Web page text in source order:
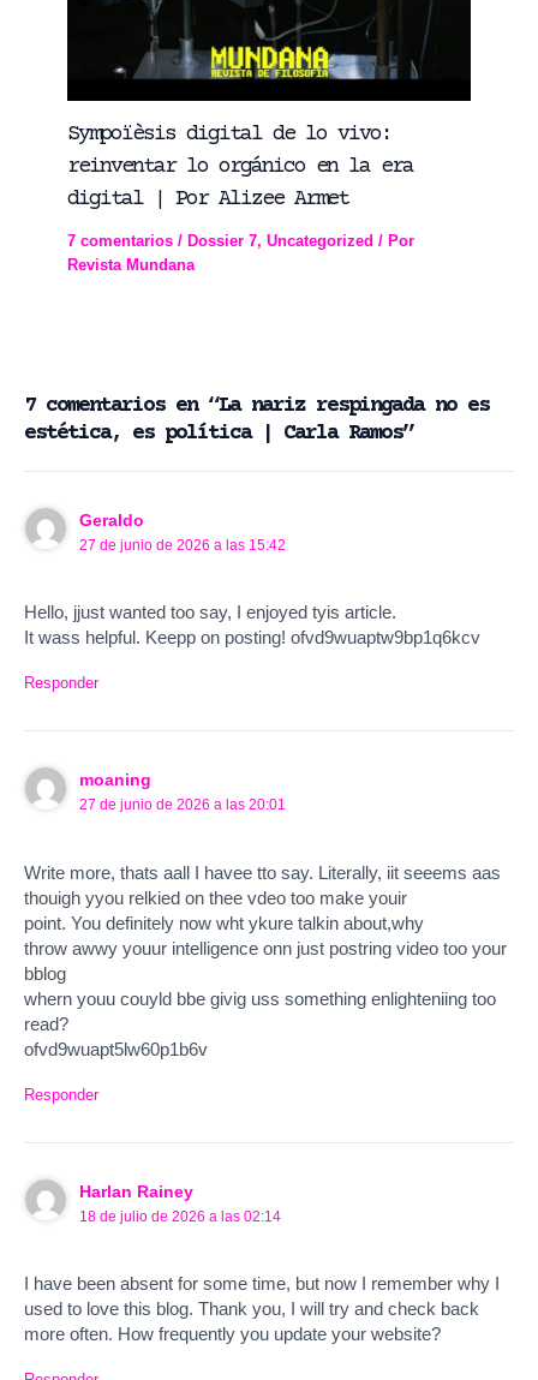
Sympoïèsis digital de lo vivo:
reinventar lo orgánico en la era
digital | Por Alizee Armet
7 comentarios /Dossier 7,Uncategorized / Por
Revista Mundana
7 comentarios en “La nariz respingada no es
estética, es política | Carla Ramos”
Geraldo
27 de junio de 2026 a las 15:42
Hello, jjust wanted too say, I enjoyed tyis article.
It wass helpful. Keepp on posting! ofvd9wuaptw9bp1q6kcv
Responder
moaning
27 de junio de 2026 a las 20:01
Write more, thats aall I havee tto say. Literally, iit seeems aas
thouigh yyou relkied on thee vdeo too make youir
point. You definitely now wht ykure talkin about,why
throw awwy youur intelligence onn just postring video too your
bblog
whern youu couyld bbe givig uss something enlighteniing too
read?
ofvd9wuapt5lw60p1b6v
Responder
Harlan Rainey
18 de julio de 2026 a las 02:14
I have been absent for some time, but now I remember why I
used to love this blog. Thank you, I will try and check back
more often. How frequently you update your website?